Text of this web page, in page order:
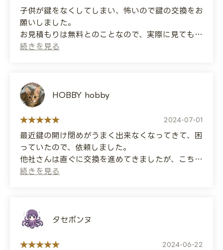
It seems like it would have been a little
cheaper if it had been a simpler lock!
If you're having trouble with your keys in
子供が鍵をなくしてしまい、怖いので鍵の交換をお
願いしました。
お見積もりは無料とのことなので、実際に見てもら
って、料金に納得したので、お願いしたら、部品を
迅速な対応ありがとうございます！
(Translated by Google)
My child lost the key and I was scared, so I
asked for a lock replacement.
They said estimates were free, so I had them
take a look and, after I was satisfied with the
price, I asked them to replace it. It seems
they had a large selection of parts in stock,
HOBBY hobby
2024-07-01
最近鍵の開け閉めがうまく出来なくなってきて、困
っていたので、依頼しました。
他社さんは直ぐに交換を進めてきましたが、こちら
の鍵屋さんはちゃんと原因を突き止めて、修理して
(Translated by Google)
I recently started having trouble opening and
closing my lock, so I asked them to help me.
タセポンヌ
2024-06-22